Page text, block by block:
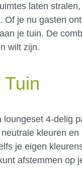
laten
Of je nu gasten
je tuin. De
wilt zijn.
loungeset 4-delig
kleuren
je eigen
afstemmen op